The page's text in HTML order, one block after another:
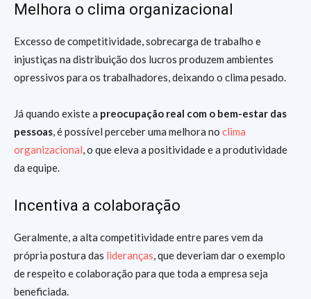
Melhora o clima organizacional
Excesso de competitividade, sobrecarga de trabalho e
injustiças na distribuição dos lucros produzem ambientes
opressivos para os trabalhadores, deixando o clima pesado.
Já quando existe a preocupação real com o bem-estar das
pessoas, é possível perceber uma melhora no clima
organizacional, o que eleva a positividade e a produtividade
da equipe.
Incentiva a colaboração
Geralmente, a alta competitividade entre pares vem da
própria postura das lideranças, que deveriam dar o exemplo
de respeito e colaboração para que toda a empresa seja
beneficiada.